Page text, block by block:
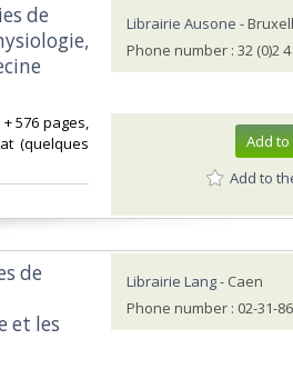
de
576 pages,
(quelques
Librairie Ausone -
Phone number : 32 (0)2
Add
Add to
de
et les
Librairie Lang- Caen
Phone number : 02-31-